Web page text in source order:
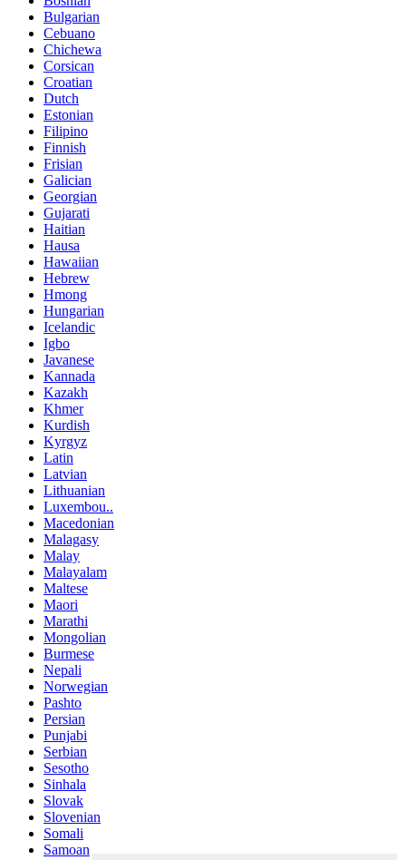
Bulgarian
Cebuano
Chichewa
Corsican
Croatian
Dutch
Estonian
Filipino
Finnish
Frisian
Galician
Georgian
Gujarati
Haitian
Hausa
Hawaiian
Hebrew
Hmong
Hungarian
Icelandic
Igbo
Javanese
Kannada
Kazakh
Khmer
Kurdish
Kyrgyz
Latin
Latvian
Lithuanian
Luxembou..
Macedonian
Malagasy
Malay
Malayalam
Maltese
Maori
Marathi
Mongolian
Burmese
Nepali
Norwegian
Pashto
Persian
Punjabi
Serbian
Sesotho
Sinhala
Slovak
Slovenian
Somali
Samoan